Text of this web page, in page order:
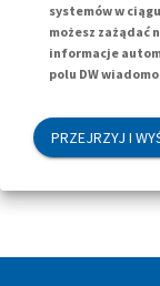
systemów w
możesz zażądać
informacje
polu DW
PRZEJRZYJ I